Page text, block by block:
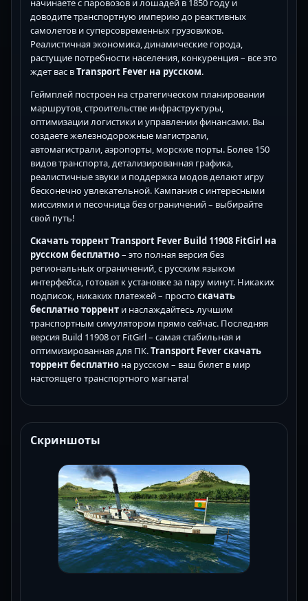
начинаете с паровозов и лошадей в 1850 году и
доводите транспортную империю до реактивных
самолетов и суперсовременных грузовиков.
Реалистичная экономика, динамические города,
растущие потребности населения, конкуренция – все это
ждет вас вTransport Fever на русском.
Геймплей построен на стратегическом планировании
маршрутов, строительстве инфраструктуры,
оптимизации логистики и управлении финансами. Вы
создаете железнодорожные магистрали,
автомагистрали, аэропорты, морские порты. Более 150
видов транспорта, детализированная графика,
реалистичные звуки и поддержка модов делают игру
бесконечно увлекательной. Кампания с интересными
миссиями и песочница без ограничений – выбирайте
свой путь!
Скачать торрент Transport Fever Build 11908 FitGirl на
русском бесплатно– это полная версия без
региональных ограничений, с русским языком
интерфейса, готовая к установке за пару минут. Никаких
подписок, никаких платежей – простоскачать
бесплатно торрент и наслаждайтесь лучшим
транспортным симулятором прямо сейчас. Последняя
версия Build 11908 от FitGirl – самая стабильная и
оптимизированная для ПК.Transport Fever скачать
торрент бесплатно на русском – ваш билет в мир
настоящего транспортного магната!
Скриншоты